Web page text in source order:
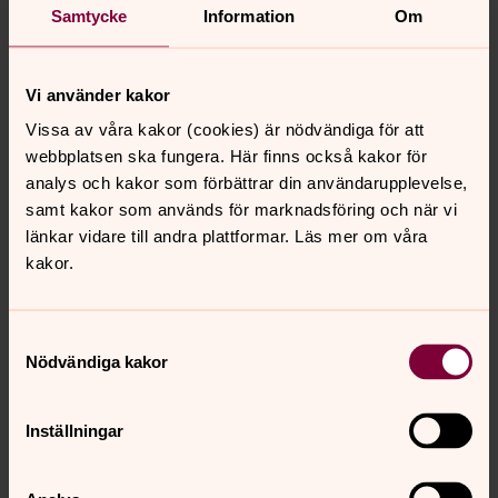
Samtycke Information Om
Vi använder kakor
Vissa av våra kakor (cookies) är nödvändiga för att
webbplatsen ska fungera. Här finns också kakor för
analys och kakor som förbättrar din användarupplevelse,
samt kakor som används för marknadsföring och när vi
länkar vidare till andra plattformar. Läs mer om våra
kakor.
Nödvändiga kakor
Inställningar
för marknadsföring.
Se videon på Vimeo i stället.
Ändra inställningar
Inlägg från”Tankar inför helgen”
Kan Gud komma till förbutiken där sällskap
En dag ska du bara titta åt ett annat håll i några
som en dröm sekunden efter att du vaknat. Borta, som